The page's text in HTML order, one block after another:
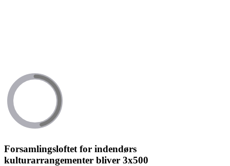
Forsamlingsloftet for indendørs
kulturarrangementer bliver 3x500